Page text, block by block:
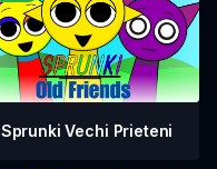
Sprunki Vechi Prieteni